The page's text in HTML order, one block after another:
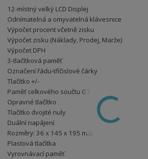
12-místný velký LCD Displej
Odnímatelná a omyvatelná klávesnice
Výpočet procent včetně zisku
Výpočet zisku (Náklady, Prodej, Marže)
Výpočet DPH
3-tlačítková paměť
Označení řádu-tříčislové čárky
Tlačítko +/-
Paměť celkového součtu GT
Opravné tlačítko
Tlačítko dvojité nuly
Duální napájení
Rozměry: 36 x 145 x 195 mm
Plastová tlačítka
Vyrovnávací paměť